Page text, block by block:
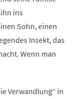
ins
Sohn, einen
Insekt, das
Wenn man
Verwandlung“ in